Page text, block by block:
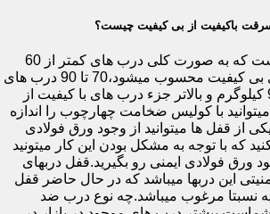
باکیفیت از بی کیفیت چیست؟
اولین راه وزن درب هست که به صورت کلی درب های کمتر از 60
کیلوگرم جزء درب های بی کیفیت محسوب میشود،70 تا 90 درب های
متوسط و درب های 90 کیلوگرم و بالاتر جزء درب های با کیفیت از
با کولیس ضخامت چهارچوب را اندازه
از قفل ها میتوانید از وجود ورق فولادی
که با توجه به مشکل بودن این کار میتونید
ورق فولادی ایمنی رو بگیرید.قفل دربهای
این دربها میباشد که در حال حاضر قفل
نسبتا مرغوب میباشد.چه نوع درب ضد